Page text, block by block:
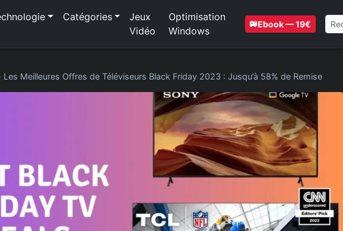
Catégories
Jeux
Vidéo
Optimisation
Windows
Ebook — 19€
Les Meilleures Offres de Téléviseurs Black Friday 2023 : Jusqu’à 58% de Remise